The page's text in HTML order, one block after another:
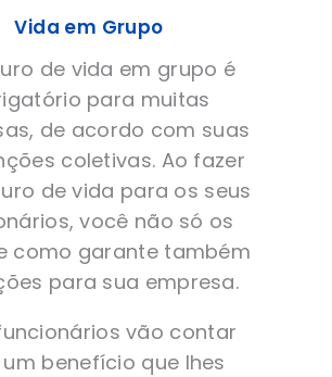
Vida em Grupo
de vida em grupo é
para muitas
de acordo com suas
coletivas. Ao fazer
de vida para os seus
você não só os
como garante também
para sua empresa.
vão contar
benefício que lhes